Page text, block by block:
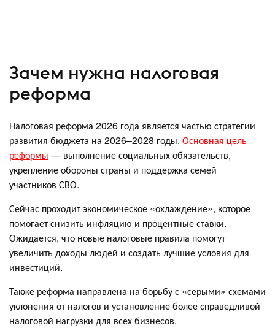
Зачем нужна налоговая
реформа
Налоговая реформа 2026 года является частью стратегии
развития бюджета на 2026–2028 годы. Основная цель
реформы — выполнение социальных обязательств,
укрепление обороны страны и поддержка семей
участников СВО.
Сейчас проходит экономическое «охлаждение», которое
помогает снизить инфляцию и процентные ставки.
Ожидается, что новые налоговые правила помогут
увеличить доходы людей и создать лучшие условия для
инвестиций.
Также реформа направлена на борьбу с «серыми» схемами
уклонения от налогов и установление более справедливой
налоговой нагрузки для всех бизнесов.